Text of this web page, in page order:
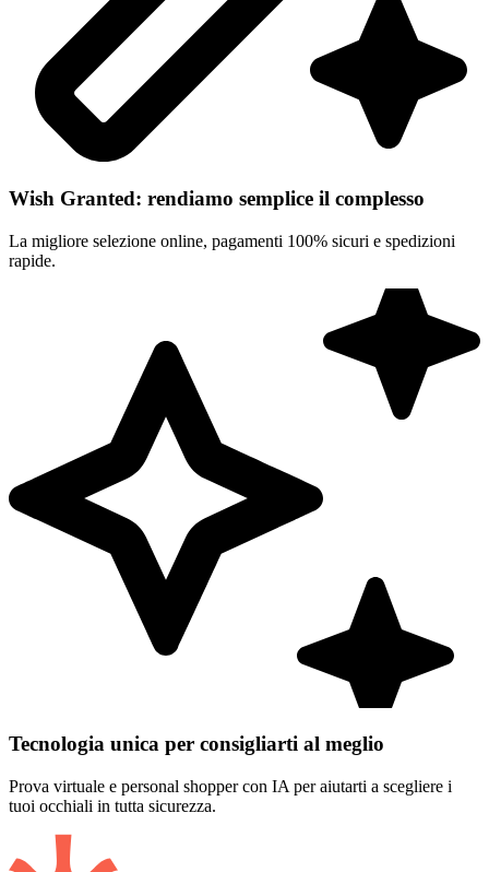
Wish Granted: rendiamo semplice il complesso
La migliore selezione online, pagamenti 100% sicuri e spedizioni
rapide.
Tecnologia unica per consigliarti al meglio
Prova virtuale e personal shopper con IA per aiutarti a scegliere i
tuoi occhiali in tutta sicurezza.